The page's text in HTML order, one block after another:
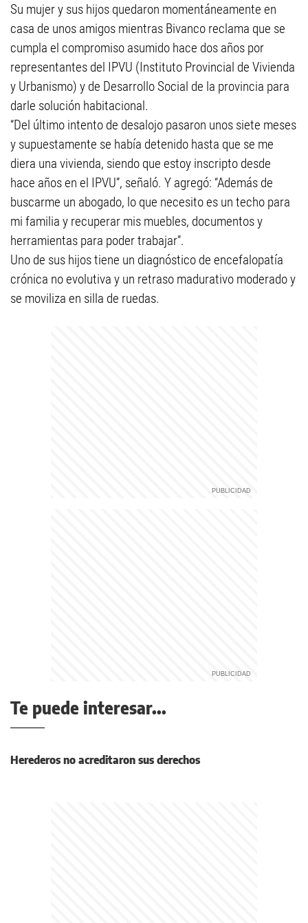
Su mujer y sus hijos quedaron momentáneamente en
casa de unos amigos mientras Bivanco reclama que se
cumpla el compromiso asumido hace dos años por
representantes del IPVU (Instituto Provincial de Vivienda
y Urbanismo) y de Desarrollo Social de la provincia para
darle solución habitacional.
“Del último intento de desalojo pasaron unos siete meses
y supuestamente se había detenido hasta que se me
diera una vivienda, siendo que estoy inscripto desde
hace años en el IPVU”, señaló. Y agregó: “Además de
buscarme un abogado, lo que necesito es un techo para
mi familia y recuperar mis muebles, documentos y
herramientas para poder trabajar”.
Uno de sus hijos tiene un diagnóstico de encefalopatía
crónica no evolutiva y un retraso madurativo moderado y
se moviliza en silla de ruedas.
Te puede interesar...
Herederos no acreditaron sus derechos